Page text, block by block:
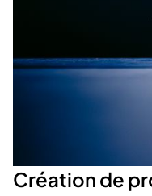
Création de